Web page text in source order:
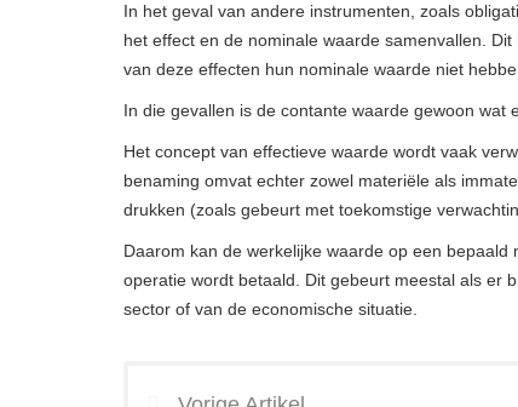
In het geval van andere instrumenten, zoals
het effect en de nominale waarde samenvallen.
van deze effecten hun nominale waarde niet
In die gevallen is de contante waarde gewoon wat
Het concept van effectieve waarde wordt vaak
benaming omvat echter zowel materiële als
drukken (zoals gebeurt met toekomstige
Daarom kan de werkelijke waarde op een
operatie wordt betaald. Dit gebeurt meestal als er
sector of van de economische situatie.